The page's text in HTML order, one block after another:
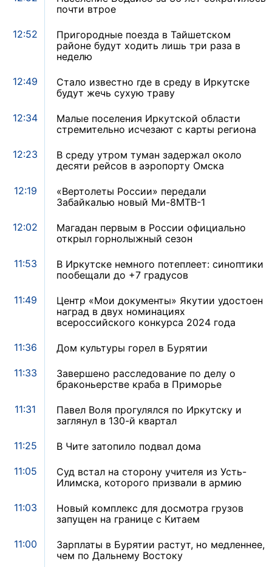
почти втрое
12:52
Пригородные поезда в Тайшетском
районе будут ходить лишь три раза в
неделю
12:49
Стало известно где в среду в Иркутске
будут жечь сухую траву
12:34
Малые поселения Иркутской области
стремительно исчезают с карты региона
12:23
В среду утром туман задержал около
десяти рейсов в аэропорту Омска
12:19
«Вертолеты России» передали
Забайкалью новый Ми-8МТВ-1
12:02
Магадан первым в России официально
открыл горнолыжный сезон
11:53
В Иркутске немного потеплеет: синоптики
пообещали до +7 градусов
11:49
Центр «Мои документы» Якутии удостоен
наград в двух номинациях
всероссийского конкурса 2024 года
11:36 Дом культуры горел в Бурятии
11:33
Завершено расследование по делу о
браконьерстве краба в Приморье
11:31
Павел Воля прогулялся по Иркутску и
заглянул в 130-й квартал
11:25 В Чите затопило подвал дома
11:05
Суд встал на сторону учителя из Усть-
Илимска, которого призвали в армию
11:03
Новый комплекс для досмотра грузов
запущен на границе с Китаем
11:00
Зарплаты в Бурятии растут, но медленнее,
чем по Дальнему Востоку